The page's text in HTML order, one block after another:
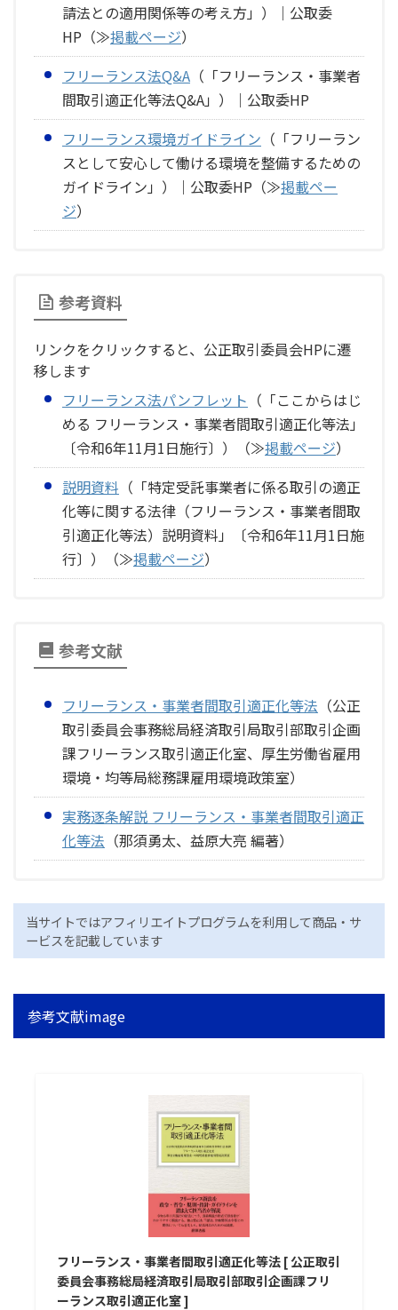
請法との適用関係等の考え方」）｜公取委
HP（≫掲載ページ）
フリーランス法Q&A （「フリーランス・事業者
間取引適正化等法Q&A」）｜公取委HP
フリーランス環境ガイドライン （「フリーラン
スとして安心して働ける環境を整備するための
ガイドライン」）｜公取委HP（≫掲載ペー
ジ）
参考資料
リンクをクリックすると、公正取引委員会HPに遷
移します
フリーランス法パンフレット （「ここからはじ
める フリーランス・事業者間取引適正化等法」
〔令和6年11月1日施行〕）（≫掲載ページ）
説明資料 （「特定受託事業者に係る取引の適正
化等に関する法律（フリーランス・事業者間取
引適正化等法）説明資料」〔令和6年11月1日施
行〕）（≫掲載ページ）
参考文献
フリーランス・事業者間取引適正化等法 （公正
取引委員会事務総局経済取引局取引部取引企画
課フリーランス取引適正化室、厚生労働省雇用
環境・均等局総務課雇用環境政策室）
実務逐条解説 フリーランス・事業者間取引適正
化等法 （那須勇太、益原大亮 編著）
当サイトではアフィリエイトプログラムを利用して商品・サ
ービスを記載しています
参考文献image
フリーランス・事業者間取引適正化等法 [ 公正取引
委員会事務総局経済取引局取引部取引企画課フリ
ーランス取引適正化室 ]